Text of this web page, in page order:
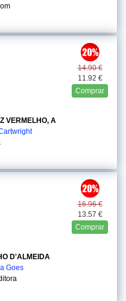
14.90 €
11.92 €
Comprar
VERMELHO, A
16.96 €
13.57 €
Comprar
D'ALMEIDA
Goes